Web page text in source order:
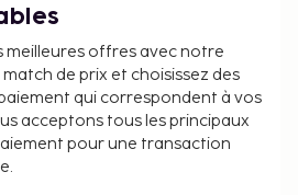
meilleures offres avec notre
de prix et choisissez des
qui correspondent à vos
acceptons tous les principaux
pour une transaction